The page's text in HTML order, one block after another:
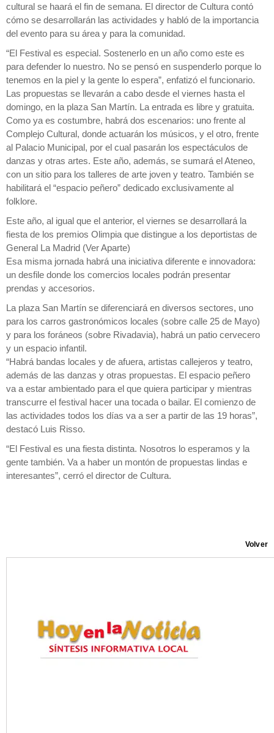
cultural se haará el fin de semana. El director de Cultura contó
cómo se desarrollarán las actividades y habló de la importancia
del evento para su área y para la comunidad.
“El Festival es especial. Sostenerlo en un año como este es
para defender lo nuestro. No se pensó en suspenderlo porque lo
tenemos en la piel y la gente lo espera”, enfatizó el funcionario.
Las propuestas se llevarán a cabo desde el viernes hasta el
domingo, en la plaza San Martín. La entrada es libre y gratuita.
Como ya es costumbre, habrá dos escenarios: uno frente al
Complejo Cultural, donde actuarán los músicos, y el otro, frente
al Palacio Municipal, por el cual pasarán los espectáculos de
danzas y otras artes. Este año, además, se sumará el Ateneo,
con un sitio para los talleres de arte joven y teatro. También se
habilitará el “espacio peñero” dedicado exclusivamente al
folklore.
Este año, al igual que el anterior, el viernes se desarrollará la
fiesta de los premios Olimpia que distingue a los deportistas de
General La Madrid (Ver Aparte)
Esa misma jornada habrá una iniciativa diferente e innovadora:
un desfile donde los comercios locales podrán presentar
prendas y accesorios.
La plaza San Martín se diferenciará en diversos sectores, uno
para los carros gastronómicos locales (sobre calle 25 de Mayo)
y para los foráneos (sobre Rivadavia), habrá un patio cervecero
y un espacio infantil.
“Habrá bandas locales y de afuera, artistas callejeros y teatro,
además de las danzas y otras propuestas. El espacio peñero
va a estar ambientado para el que quiera participar y mientras
transcurre el festival hacer una tocada o bailar. El comienzo de
las actividades todos los días va a ser a partir de las 19 horas”,
destacó Luis Risso.
“El Festival es una fiesta distinta. Nosotros lo esperamos y la
gente también. Va a haber un montón de propuestas lindas e
interesantes”, cerró el director de Cultura.
Volver